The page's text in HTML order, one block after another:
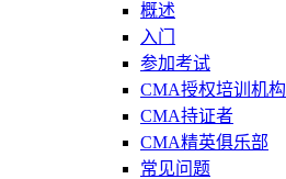
概述
入门
参加考试
CMA授权培训机构
CMA持证者
CMA精英俱乐部
常见问题